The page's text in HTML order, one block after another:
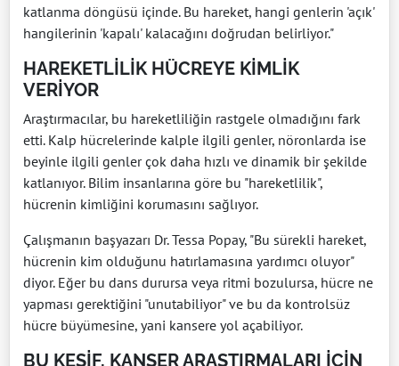
katlanma döngüsü içinde. Bu hareket, hangi genlerin 'açık'
hangilerinin 'kapalı' kalacağını doğrudan belirliyor."
HAREKETLİLİK HÜCREYE KİMLİK
VERİYOR
Araştırmacılar, bu hareketliliğin rastgele olmadığını fark
etti. Kalp hücrelerinde kalple ilgili genler, nöronlarda ise
beyinle ilgili genler çok daha hızlı ve dinamik bir şekilde
katlanıyor. Bilim insanlarına göre bu "hareketlilik",
hücrenin kimliğini korumasını sağlıyor.
Çalışmanın başyazarı Dr. Tessa Popay, "Bu sürekli hareket,
hücrenin kim olduğunu hatırlamasına yardımcı oluyor"
diyor. Eğer bu dans durursa veya ritmi bozulursa, hücre ne
yapması gerektiğini "unutabiliyor" ve bu da kontrolsüz
hücre büyümesine, yani kansere yol açabiliyor.
BU KEŞİF, KANSER ARAŞTIRMALARI İÇİN